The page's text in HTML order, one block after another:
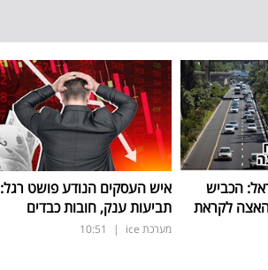
הכביש
לקראת
איש העסקים הנודע פושט רגל:
תביעות ענק, חובות כבדים
מערכת ice |
10:51